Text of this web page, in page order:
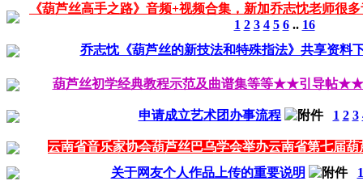
《葫芦丝高手之路》音频+视频合集，新加乔志忱老师很
1 2 3 4 5 6.. 16
乔志忱《葫芦丝的新技法和特殊指法》共享资料
葫芦丝初学经典教程示范及曲谱集等等★★引导帖★★
申请成立艺术团办事流程 1 2 3
云南省音乐家协会葫芦丝巴乌学会举办云南省第七届
关于网友个人作品上传的重要说明
1